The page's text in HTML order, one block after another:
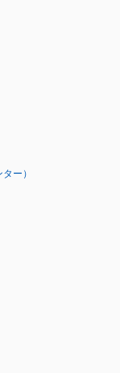
ー）